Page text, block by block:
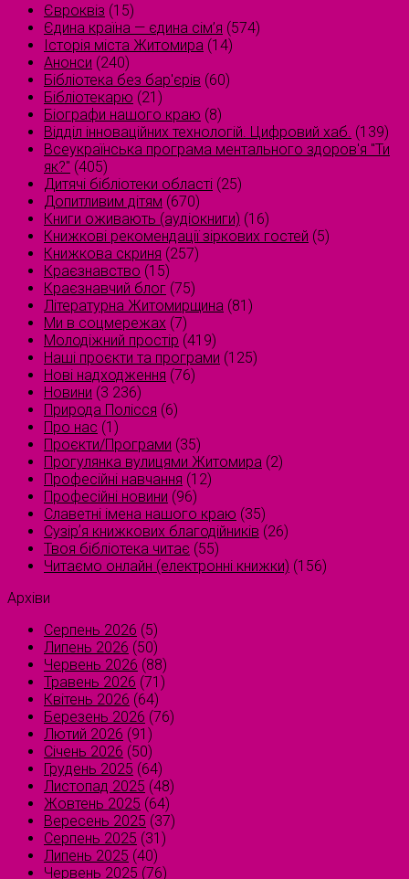
Євроквіз (15)
Єдина країна — єдина сім’я (574)
Історія міста Житомира (14)
Анонси (240)
Бібліотека без бар'єрів (60)
Бібліотекарю (21)
Біографи нашого краю (8)
Відділ інноваційних технологій. Цифровий хаб. (139)
Всеукраїнська програма ментального здоров'я "Ти
як?" (405)
Дитячі бібліотеки області (25)
Допитливим дітям (670)
Книги оживають (аудіокниги) (16)
Книжкові рекомендації зіркових гостей (5)
Книжкова скриня (257)
Краєзнавство (15)
Краєзнавчий блог (75)
Літературна Житомирщина (81)
Ми в соцмережах (7)
Молодіжний простір (419)
Наші проєкти та програми (125)
Нові надходження (76)
Новини (3 236)
Природа Полісся (6)
Про нас (1)
Проєкти/Програми (35)
Прогулянка вулицями Житомира (2)
Професійні навчання (12)
Професійні новини (96)
Славетні імена нашого краю (35)
Сузірʼя книжкових благодійників (26)
Твоя бібліотека читає (55)
Читаємо онлайн (електронні книжки) (156)
Архіви
Серпень 2026 (5)
Липень 2026 (50)
Червень 2026 (88)
Травень 2026 (71)
Квітень 2026 (64)
Березень 2026 (76)
Лютий 2026 (91)
Січень 2026 (50)
Грудень 2025 (64)
Листопад 2025 (48)
Жовтень 2025 (64)
Вересень 2025 (37)
Серпень 2025 (31)
Липень 2025 (40)
Червень 2025 (76)